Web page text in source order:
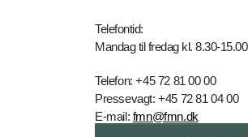
Telefontid:
Mandag til fredag kl. 8.30-15.00
Telefon: +45 72 81 00 00
Pressevagt: +45 72 81 04 00
E-mail: fmn@fmn.dk